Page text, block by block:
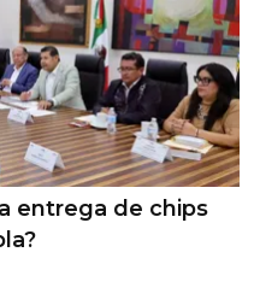
entrega de chips